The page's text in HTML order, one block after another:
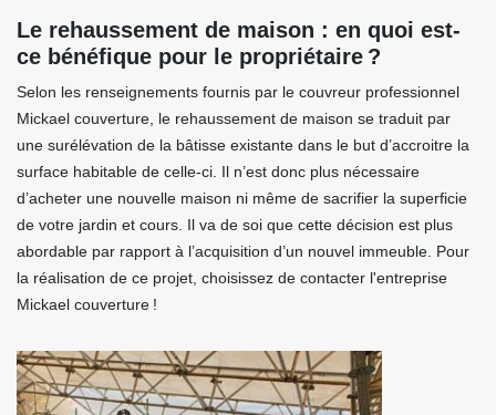
Le rehaussement de maison : en quoi est-
ce bénéfique pour le propriétaire ?
Selon les renseignements fournis par le couvreur professionnel
Mickael couverture, le rehaussement de maison se traduit par
une surélévation de la bâtisse existante dans le but d’accroitre la
surface habitable de celle-ci. Il n’est donc plus nécessaire
d’acheter une nouvelle maison ni même de sacrifier la superficie
de votre jardin et cours. Il va de soi que cette décision est plus
abordable par rapport à l’acquisition d’un nouvel immeuble. Pour
la réalisation de ce projet, choisissez de contacter l'entreprise
Mickael couverture !